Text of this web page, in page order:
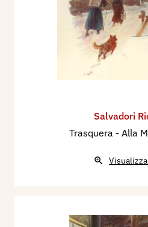
Salvadori
Trasquera - Alla